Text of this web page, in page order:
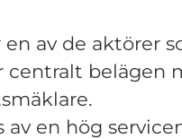
en av de aktörer
centralt belägen
en hög